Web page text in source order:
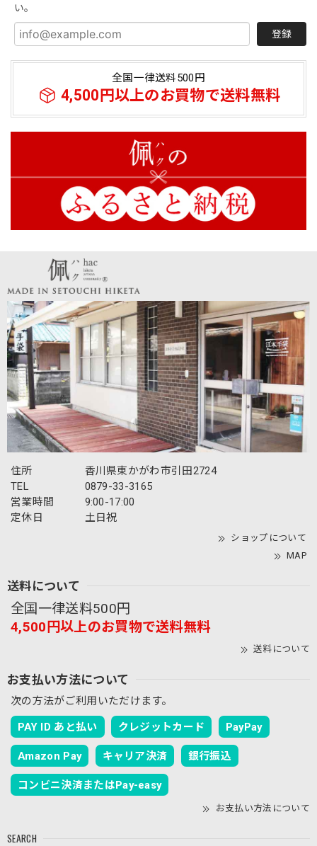
い。
登録
全国一律送料500円
4,500円以上のお買物で送料無料
一同大変嬉しく励みになります。 連日厳しい暑
さが続いておりますので、お客様もどうぞご自
愛いただき、おでかけの際にお役に立てれば幸
アッシュ（杢グレー）
2026/07/21
商品について 総合～とても満足 ・キジトラの子猫の刺繍～
文句なくかわいいの一言に尽きる この暑さにもかかわら
ず、外出のテンション爆上がり ・機能～ＵＶ対応 ・綿
長さが丁度良い、親指がはいるのでずれにくい ・早速な対
応～入金→即、貴社より入金確認、発送のメール→商品到着
私の実家が東かがわ市三本松にあり、数年前に家じまいをす
るまで、 40年以上、毎年香川に帰省しておりました。 引田
のほうもよくドライブし 白鳥のてぶくろ会館で手袋などを
買っていましたが 貴社のことは全く知りませんでした。 同
封のパンフレットも見せていただきましたが、 そういえば
私の水主の叔母も、 夏休みにいくと、 いつもミシンに向か
って手袋を縫う内職をしていたなあと 思い出します。 私の
懐かしい故郷で、 手袋という資源を使って、面白い商品をこ
れからもどん作ってください。 水主にあるお墓参りに行く
ときは、ぜひお店にお伺いします。 取り急ぎ お礼まで
最高評価と心温まるメッセージをいただき、誠
にありがとうございます！ キジトラ刺繍や着用
感、さらには迅速な対応にご満足いただけて大
変嬉しく存じます。外出時の気分を上げるお手
伝いができ、職人冥利に尽きます。 また、ご実
歴史を支えてくださった地域の方々への感謝を
改めて感じております。 故郷の地から、これか
らも喜んでいただけるモノづくりを続けてまい
ります。お墓参りで香川にお越しの際は、ぜひ
お気軽にお立ち寄りくださいませ。お会いでき
モカ（茶）
2026/07/20
【春夏限定】キジトラ子猫の刺繍／ショート・ロング／東かがわで一貫製造／UVケア／コットン100％
住所
香川県東かがわ市引田2724
TEL
0879-33-3165
営業時間
9:00-17:00
定休日
土日祝
ショップについて
MAP
送料について
全国一律送料500円
4,500円以上のお買物で送料無料
送料について
お支払い方法について
次の方法がご利用いただけます。
PAY ID あと払い クレジットカード PayPay
Amazon Pay キャリア決済 銀行振込
コンビニ決済またはPay-easy
お支払い方法について
SEARCH